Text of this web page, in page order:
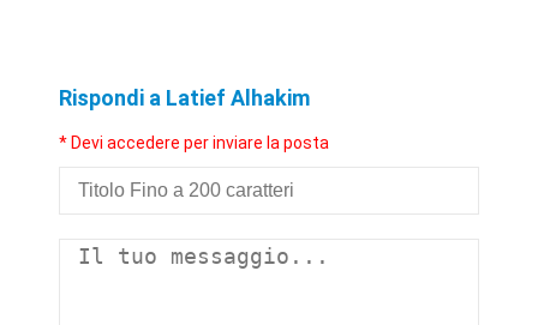
Rispondi a Latief Alhakim
* Devi accedere per inviare la posta